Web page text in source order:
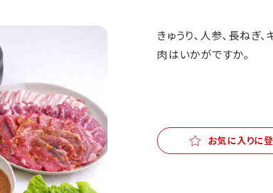
きゅうり、人参、長ねぎ
肉はいかがですか。
お気に入りに